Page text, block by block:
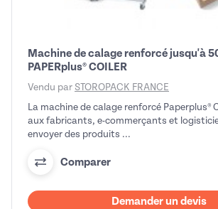
Machine de calage renforcé jusqu'à
PAPERplus® COILER
Vendu par STOROPACK FRANCE
La machine de calage renforcé Paperplus®
aux fabricants, e-commerçants et
envoyer des produits ...
Comparer
Demander un devis